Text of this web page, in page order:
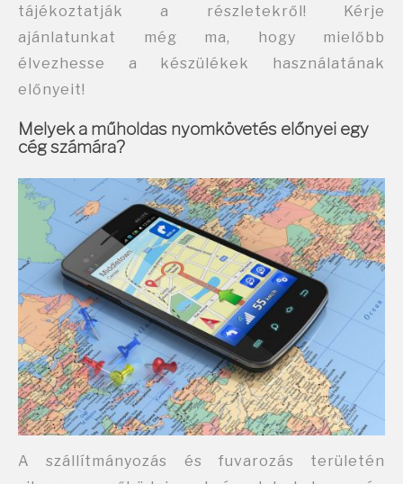
tájékoztatják a részletekről! Kérje
ajánlatunkat még ma, hogy mielőbb
élvezhesse a készülékek használatának
előnyeit!
Melyek a műholdas nyomkövetés előnyei egy
cég számára?
A szállítmányozás és fuvarozás területén